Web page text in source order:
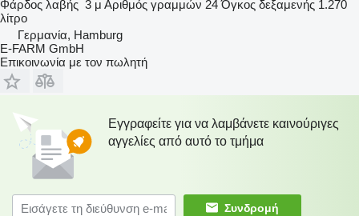
Φάρδος λαβής 3 μ Αριθμός γραμμών 24 Όγκος δεξαμενής 1.270
λίτρο
Γερμανία, Hamburg
E-FARM GmbH
Επικοινωνία με τον πωλητή
Εγγραφείτε για να λαμβάνετε καινούριγες
αγγελίες από αυτό το τμήμα
Συνδρομή